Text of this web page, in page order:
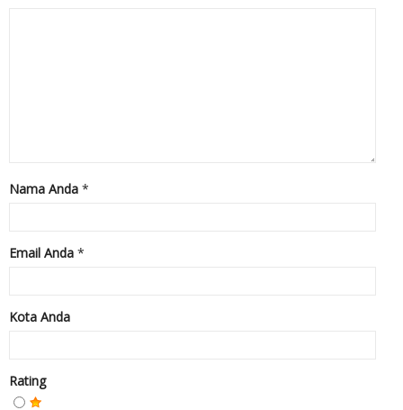
Nama Anda *
Email Anda *
Kota Anda
Rating